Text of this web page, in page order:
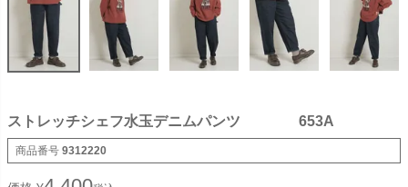
ストレッチシェフ水玉デニムパンツ 653A
商品番号 9312220